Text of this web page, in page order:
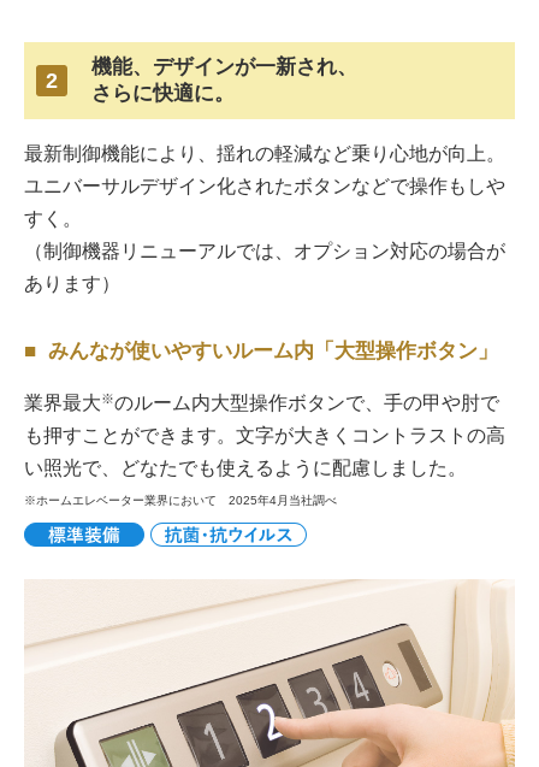
2
機能、デザインが一新され、
さらに快適に。
最新制御機能により、揺れの軽減など乗り心地が向上。
ユニバーサルデザイン化されたボタンなどで操作もしや
すく。
（制御機器リニューアルでは、オプション対応の場合が
あります）
みんなが使いやすいルーム内「大型操作ボタン」
業界最大※のルーム内大型操作ボタンで、手の甲や肘で
も押すことができます。文字が大きくコントラストの高
い照光で、どなたでも使えるように配慮しました。
ホームエレベーター業界において 2025年4月当社調べ